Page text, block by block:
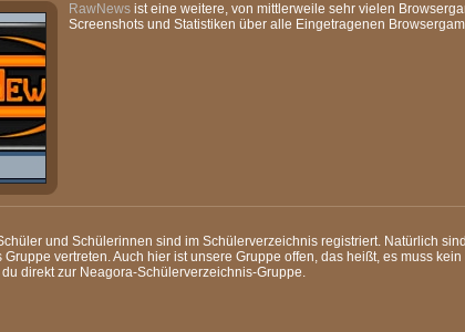
RawNews ist eine weitere, von mittlerweile sehr vielen
Screenshots und Statistiken über alle Eingetragenen
und Schülerinnen sind im Schülerverzeichnis registriert. Natürlich
vertreten. Auch hier ist unsere Gruppe offen, das heißt, es muss
direkt zur Neagora-Schülerverzeichnis-Gruppe.